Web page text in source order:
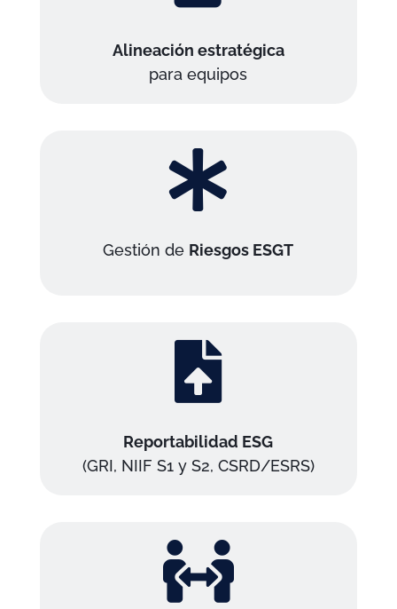
Alineación estratégica
para equipos

Gestión de Riesgos ESGT

Reportabilidad ESG
(GRI, NIIF S1 y S2, CSRD/ESRS)
